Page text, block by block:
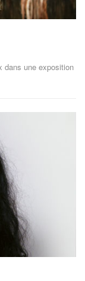
dans une exposition